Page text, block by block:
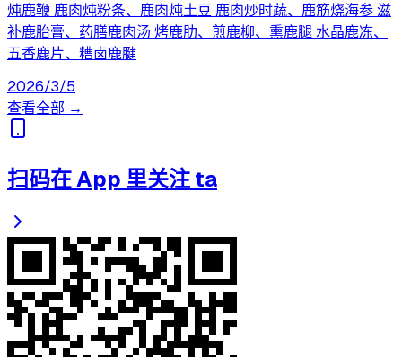
炖鹿鞭 鹿肉炖粉条、鹿肉炖土豆 鹿肉炒时蔬、鹿筋烧海参 滋
补鹿胎膏、药膳鹿肉汤 烤鹿肋、煎鹿柳、熏鹿腿 水晶鹿冻、
五香鹿片、糟卤鹿腱
2026/3/5
查看全部 →
扫码在 App 里关注 ta